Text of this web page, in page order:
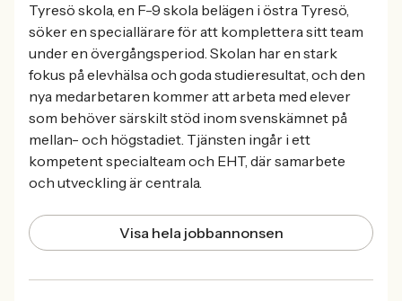
Tyresö skola, en F-9 skola belägen i östra Tyresö,
söker en speciallärare för att komplettera sitt team
under en övergångsperiod. Skolan har en stark
fokus på elevhälsa och goda studieresultat, och den
nya medarbetaren kommer att arbeta med elever
som behöver särskilt stöd inom svenskämnet på
mellan- och högstadiet. Tjänsten ingår i ett
kompetent specialteam och EHT, där samarbete
och utveckling är centrala.
Visa hela jobbannonsen